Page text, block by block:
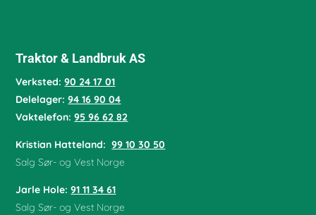
Traktor & Landbruk AS
Verksted:90 24 17 01
Delelager:94 16 90 04
Vaktelefon:95 96 62 82
Kristian Hatteland: 99 10 30 50
Salg Sør- og Vest Norge
Jarle Hole: 91 11 34 61
Salg Sør- og Vest Norge